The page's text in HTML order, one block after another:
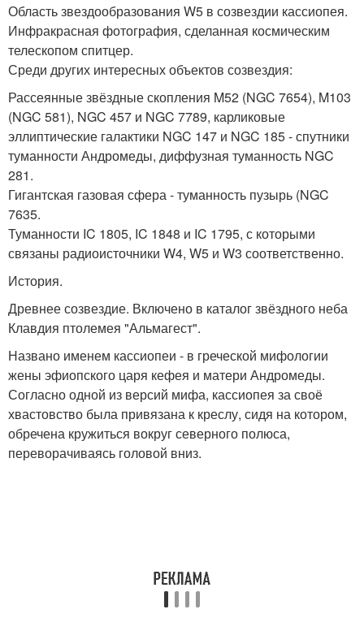
Область звездообразования W5 в созвездии кассиопея.
Инфракрасная фотография, сделанная космическим
телескопом спитцер.
Среди других интересных объектов созвездия:
Рассеянные звёздные скопления M52 (NGC 7654), M103
(NGC 581), NGC 457 и NGC 7789, карликовые
эллиптические галактики NGC 147 и NGC 185 - спутники
туманности Андромеды, диффузная туманность NGC
281.
Гигантская газовая сфера - туманность пузырь (NGC
7635.
Туманности IC 1805, IC 1848 и IC 1795, с которыми
связаны радиоисточники W4, W5 и W3 соответственно.
История.
Древнее созвездие. Включено в каталог звёздного неба
Клавдия птолемея "Альмагест".
Названо именем кассиопеи - в греческой мифологии
жены эфиопского царя кефея и матери Андромеды.
Согласно одной из версий мифа, кассиопея за своё
хвастовство была привязана к креслу, сидя на котором,
обречена кружиться вокруг северного полюса,
переворачиваясь головой вниз.